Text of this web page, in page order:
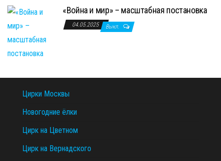
«Война и мир» – масштабная постановка
04.05.2025 Выкл.
Цирки Москвы
Новогодние ёлки
Цирк на Цветном
Цирк на Вернадского